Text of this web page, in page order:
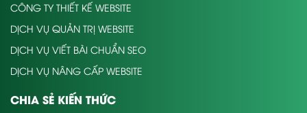
CÔNG TY THIẾT KẾ WEBSITE
DỊCH VỤ QUẢN TRỊ WEBSITE
DỊCH VỤ VIẾT BÀI CHUẨN SEO
DỊCH VỤ NÂNG CẤP WEBSITE
CHIA SẺ KIẾN THỨC